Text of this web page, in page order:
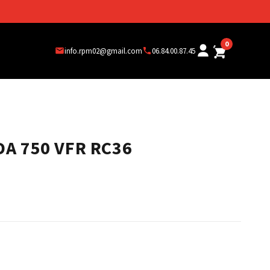
info.rpm02@gmail.com 06.84.00.87.45
0
750 VFR RC36